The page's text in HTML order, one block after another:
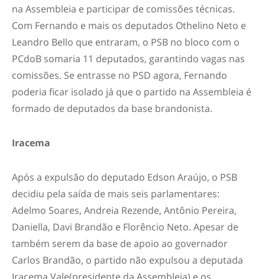
na Assembleia e participar de comissões técnicas.
Com Fernando e mais os deputados Othelino Neto e
Leandro Bello que entraram, o PSB no bloco com o
PCdoB somaria 11 deputados, garantindo vagas nas
comissões. Se entrasse no PSD agora, Fernando
poderia ficar isolado já que o partido na Assembleia é
formado de deputados da base brandonista.
Iracema
Após a expulsão do deputado Edson Araújo, o PSB
decidiu pela saída de mais seis parlamentares:
Adelmo Soares, Andreia Rezende, Antônio Pereira,
Daniella, Davi Brandão e Florêncio Neto. Apesar de
também serem da base de apoio ao governador
Carlos Brandão, o partido não expulsou a deputada